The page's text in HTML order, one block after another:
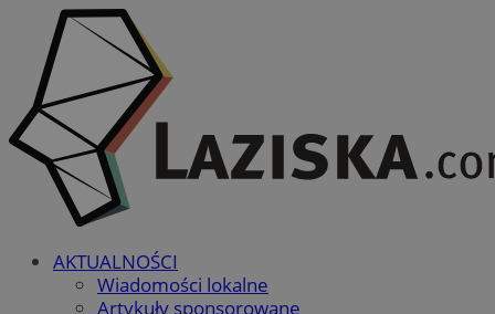
AKTUALNOŚCI
Wiadomości lokalne
Artykuły sponsorowane